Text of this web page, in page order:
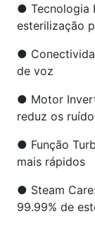
● Tecnologia
esterilização
●
de voz
● Motor
reduz os
● Função
mais rápidos
● Steam
99.99% de